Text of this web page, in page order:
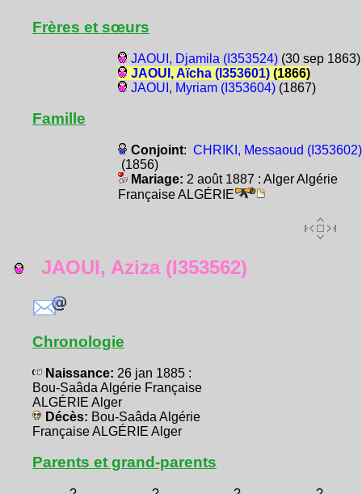
Frères et sœurs
JAOUI, Djamila (I353524)(30 sep 1863)
JAOUI, Aïcha (I353601)(1866)
JAOUI, Myriam (I353604)(1867)
Famille
Conjoint: CHRIKI, Messaoud (I353602)
(1856)
Mariage: 2 août 1887 : Alger Algérie
Française ALGÉRIE
JAOUI, Aziza (I353562)
Chronologie
Naissance: 26 jan 1885 :
Bou-Saâda Algérie Française
ALGÉRIE Alger
Décès: Bou-Saâda Algérie
Française ALGÉRIE Alger
Parents et grand-parents